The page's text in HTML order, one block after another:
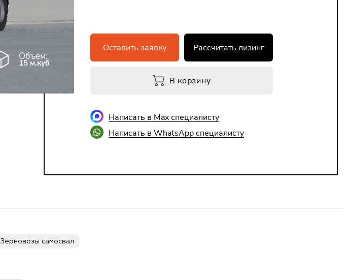
Объем:
15 м.куб
Оставить заявку Рассчитать лизинг
В корзину
Написать в Max специалисту
Написать в WhatsApp специалисту
Зерновозы самосвал